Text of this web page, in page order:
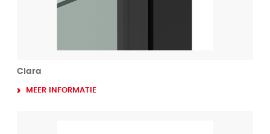
Clara
MEER INFORMATIE